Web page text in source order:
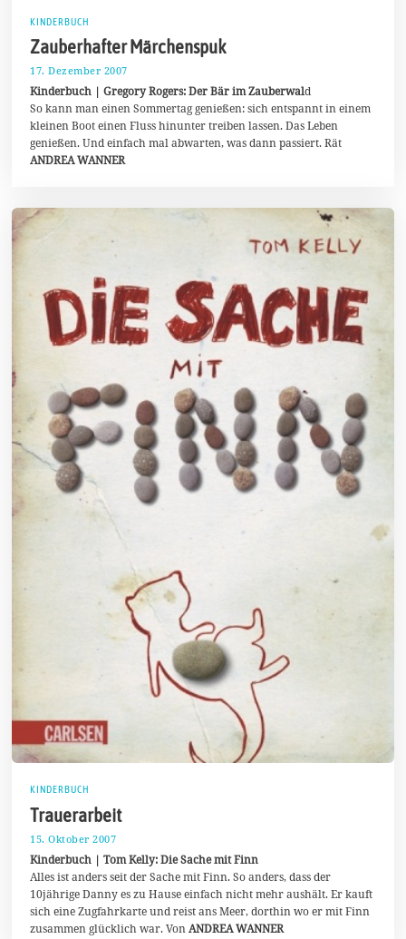
KINDERBUCH
Zauberhafter Märchenspuk
17. Dezember 2007
J
u
l
i
Kinderbuch | Gregory Rogers: Der Bär im Zauberwald
So kann man einen Sommertag genießen: sich entspannt in einem
kleinen Boot einen Fluss hinunter treiben lassen. Das Leben
genießen. Und einfach mal abwarten, was dann passiert. Rät
ANDREA WANNER
KINDERBUCH
Trauerarbeit
15. Oktober 2007
J
u
l
i
0
Kinderbuch | Tom Kelly: Die Sache mit Finn
Alles ist anders seit der Sache mit Finn. So anders, dass der
10jährige Danny es zu Hause einfach nicht mehr aushält. Er kauft
sich eine Zugfahrkarte und reist ans Meer, dorthin wo er mit Finn
zusammen glücklich war. Von ANDREA WANNER